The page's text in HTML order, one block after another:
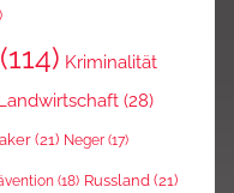
(114) Kriminalität
(28)
(21) Neger (17)
(18) Russland (21)